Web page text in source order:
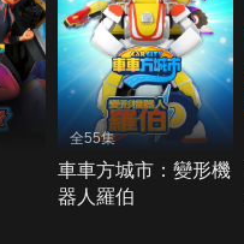
全55集
車車方城市：變形機
器人羅伯